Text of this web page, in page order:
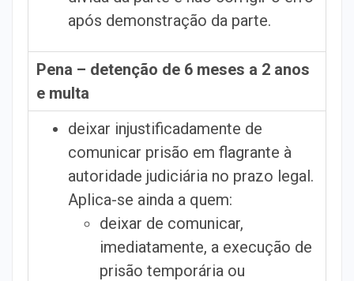
após demonstração da parte.
Pena – detenção de 6 meses a 2 anos
e multa
deixar injustificadamente de
comunicar prisão em flagrante à
autoridade judiciária no prazo legal.
Aplica-se ainda a quem:
deixar de comunicar,
imediatamente, a execução de
prisão temporária ou